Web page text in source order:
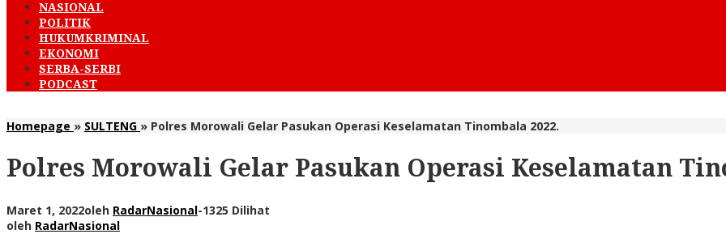
NASIONAL
POLITIK
HUKUMKRIMINAL
EKONOMI
SERBA-SERBI
PODCAST
Homepage » SULTENG » Polres Morowali Gelar Pasukan Operasi Keselamatan Tinombala 2022.
Polres Morowali Gelar Pasukan Operasi Keselamatan
Maret 1, 2022oleh RadarNasional-1325 Dilihat
oleh RadarNasional